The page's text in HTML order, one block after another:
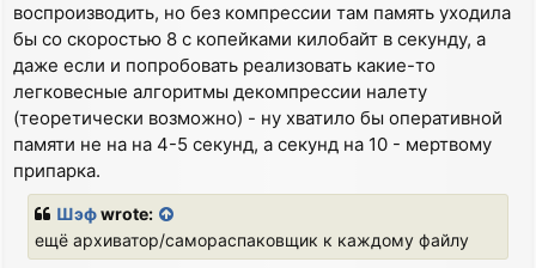
воспроизводить, но без компрессии там память уходила
бы со скоростью 8 с копейками килобайт в секунду, а
даже если и попробовать реализовать какие-то
легковесные алгоритмы декомпрессии налету
(теоретически возможно) - ну хватило бы оперативной
памяти не на на 4-5 секунд, а секунд на 10 - мертвому
припарка.
Шэфwrote:
ещё архиватор/самораспаковщик к каждому файлу